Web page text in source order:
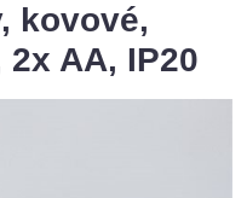
kovové,
2x AA, IP20